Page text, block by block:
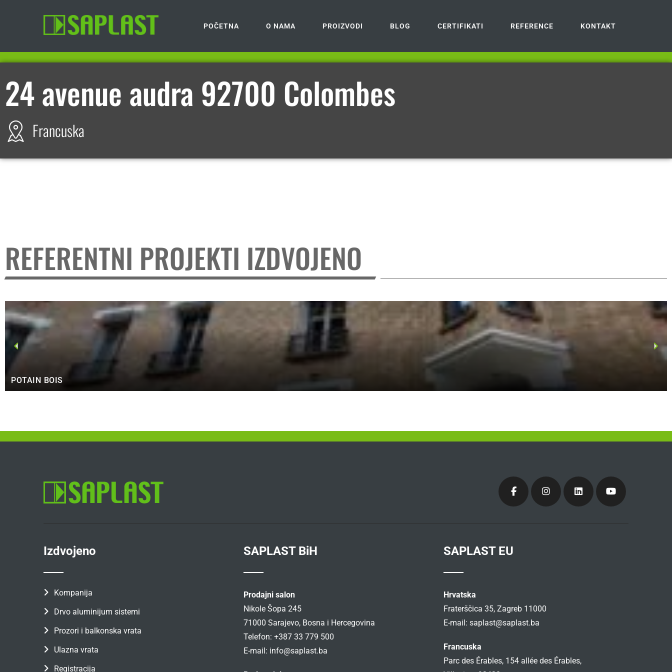
POČETNA O NAMA PROIZVODI BLOG CERTIFIKATI REFERENCE KONTAKT
24 avenue audra 92700 Colombes
Francuska
REFERENTNI PROJEKTI IZDVOJENO
POTAIN BOIS
Izdvojeno
Kompanija
Drvo aluminijum sistemi
Prozori i balkonska vrata
Ulazna vrata
Registracija
SAPLAST BiH
Prodajni salon
Nikole Šopa 245
71000 Sarajevo, Bosna i Hercegovina
Telefon: +387 33 779 500
E-mail: info@saplast.ba
SAPLAST EU
Hrvatska
Fraterščica 35, Zagreb 11000
E-mail: saplast@saplast.ba
Francuska
Parc des Érables, 154 allée des Érables,